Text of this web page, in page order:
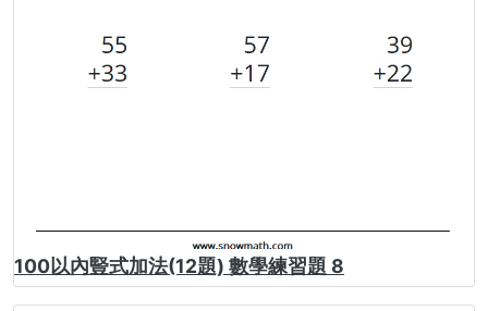
100以內豎式加法(12題) 數學練習題 8